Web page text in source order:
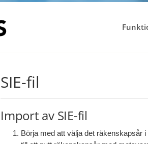
SIE-fil
Import av SIE-fil
Börja med att välja det räkenskapsår